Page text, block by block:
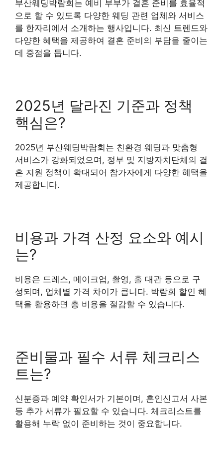
부산웨딩박람회는 예비 부부가 결혼 준비를 효율적
으로 할 수 있도록 다양한 웨딩 관련 업체와 서비스
를 한자리에서 소개하는 행사입니다. 최신 트렌드와
다양한 혜택을 제공하여 결혼 준비의 부담을 줄이는
데 중점을 둡니다.
2025년 달라진 기준과 정책
핵심은?
2025년 부산웨딩박람회는 친환경 웨딩과 맞춤형
서비스가 강화되었으며, 정부 및 지방자치단체의 결
혼 지원 정책이 확대되어 참가자에게 다양한 혜택을
제공합니다.
비용과 가격 산정 요소와 예시
는?
비용은 드레스, 메이크업, 촬영, 홀 대관 등으로 구
성되며, 업체별 가격 차이가 큽니다. 박람회 할인 혜
택을 활용하면 총 비용을 절감할 수 있습니다.
준비물과 필수 서류 체크리스
트는?
신분증과 예약 확인서가 기본이며, 혼인신고서 사본
등 추가 서류가 필요할 수 있습니다. 체크리스트를
활용해 누락 없이 준비하는 것이 중요합니다.